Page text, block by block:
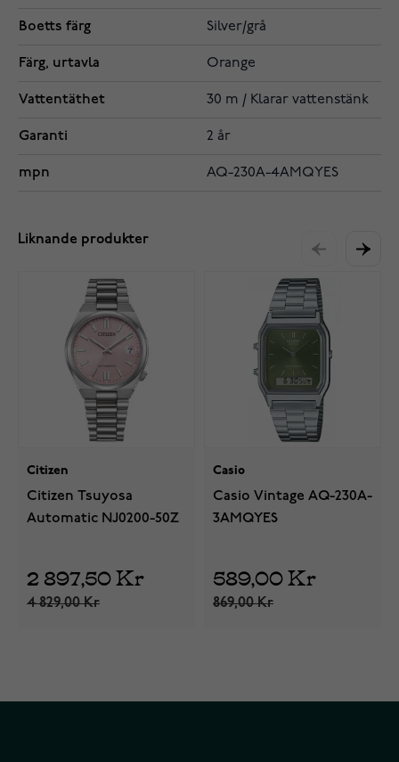
Boetts färg Silver/grå
Färg, urtavla Orange
Vattentäthet 30 m / Klarar vattenstänk
Garanti 2 år
mpn AQ-230A-4AMQYES
Liknande produkter
Citizen
Citizen Tsuyosa
Automatic NJ0200-50Z
2 897,50 Kr
4 829,00 Kr
Casio
Casio Vintage AQ-230A-
3AMQYES
589,00 Kr
869,00 Kr